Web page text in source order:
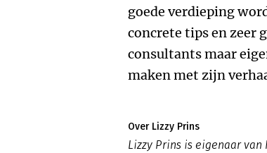
goede verdieping
concrete tips en zeer
consultants maar
maken met zijn
Over Lizzy Prins
Lizzy Prins is eigenaar